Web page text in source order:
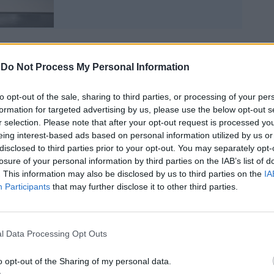
Do Not Process My Personal Information
opt-out of the sale, sharing to third parties, or processing of your
for targeted advertising by us, please use the below opt-out
selection. Please note that after your opt-out request is processed
interest-based ads based on personal information utilized by us
to third parties prior to your opt-out. You may separately
of your personal information by third parties on the IAB’s list of
This information may also be disclosed by us to third parties on the
Participants that may further disclose it to other third parties.
Data Processing Opt Outs
opt-out of the Sharing of my personal data.
ne ha mai abbastanza della Mazda MX-
di guida e design iconico, la Mazda
uno sviluppo continuo attraverso
“(“NA”, “NB”, “NC” e ora “ND”).
della Mazda MX-5, dal 2016,
gioia agli appassionati della guida
con la versione RF caratterizzata da un
design fastback e da un sistema di tetto
ad azionamento elettrico, insieme al
MX-5 presso lo stabilimento di
533.301esemplari (oltre il 40%) della